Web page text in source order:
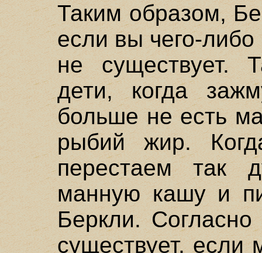
Таким образом,
если вы чего-либо
не существует.
дети, когда
больше не есть
рыбий жир.
перестаем так
манную кашу и
Беркли.
существует,